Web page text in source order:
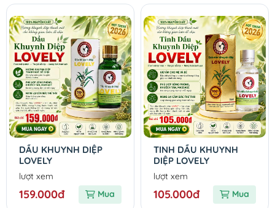
DẦU KHUYNH DIỆP
LOVELY
lượt xem
159.000đ Mua
TINH DẦU KHUYNH
DIỆP LOVELY
lượt xem
105.000đ Mua